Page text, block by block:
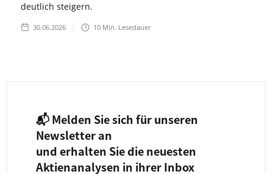
deutlich steigern.
30.06.2026 10 Min. Lesedauer
📬 Melden Sie sich für unseren
Newsletter an
und erhalten Sie die neuesten
Aktienanalysen in ihrer Inbox